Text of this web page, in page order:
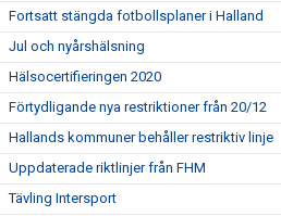
Fortsatt stängda fotbollsplaner i Halland
Jul och nyårshälsning
Hälsocertifieringen 2020
Förtydligande nya restriktioner från 20/12
Hallands kommuner behåller restriktiv linje
Uppdaterade riktlinjer från FHM
Tävling Intersport